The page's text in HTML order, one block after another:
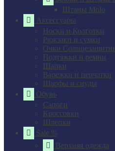
Штаны Molo
Аксессуары
Носки и Колготки
Рюкзаки и сумки
Очки
Подтяжки и ремни
Шапки
Варежки и перчатки
Шарфы и снуды
Обувь
Сапоги
Кроссовки
Шлепки
Sale %
Верхняя одежда